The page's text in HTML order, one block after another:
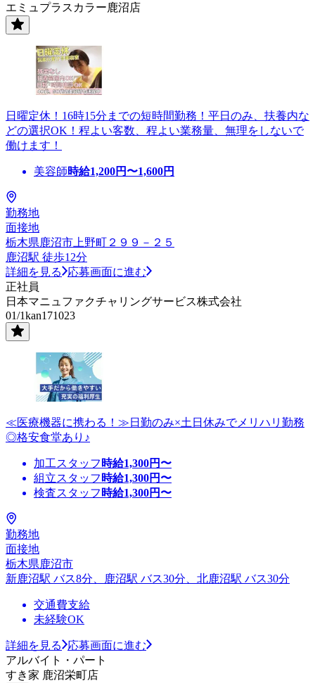
エミュプラスカラー鹿沼店
日曜定休！16時15分までの短時間勤務！平日のみ、扶養内な
どの選択OK！程よい客数、程よい業務量、無理をしないで
働けます！
美容師時給1,200円〜1,600円
勤務地
面接地
栃木県鹿沼市上野町２９９－２５
鹿沼駅 徒歩12分
詳細を見る
応募画面に進む
正社員
日本マニュファクチャリングサービス株式会社
01/1kan171023
≪医療機器に携わる！≫日勤のみ×土日休みでメリハリ勤務
◎格安食堂あり♪
加工スタッフ 時給1,300円〜
組立スタッフ 時給1,300円〜
検査スタッフ 時給1,300円〜
勤務地
面接地
栃木県鹿沼市
新鹿沼駅 バス8分、鹿沼駅 バス30分、北鹿沼駅 バス30分
交通費支給
未経験OK
詳細を見る
応募画面に進む
アルバイト・パート
すき家 鹿沼栄町店